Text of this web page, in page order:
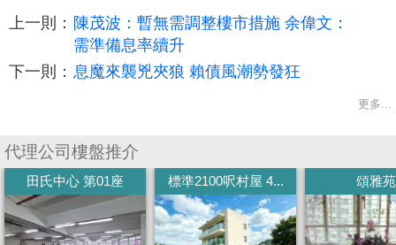
上一則： 陳茂波：暫無需調整樓市措施 余偉文：
需準備息率續升
下一則： 息魔來襲兇夾狼 賴債風潮勢發狂
更多...
代理公司樓盤推介
田氏中心 第01座 標準2100呎村屋 4... 頌雅苑